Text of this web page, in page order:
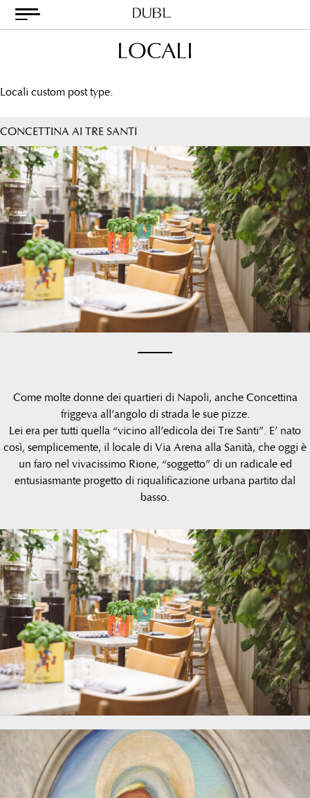
Skip
Dubl
Metodo
Classico
LOCALI
Locali custom post type.
CONCETTINA AI TRE SANTI
Come molte donne dei quartieri di Napoli, anche Concettina
friggeva all’angolo di strada le sue pizze.
Lei era per tutti quella “vicino all’edicola dei Tre Santi”. E’ nato
così, semplicemente, il locale di Via Arena alla Sanità, che oggi è
un faro nel vivacissimo Rione, “soggetto” di un radicale ed
entusiasmante progetto di riqualificazione urbana partito dal
basso.